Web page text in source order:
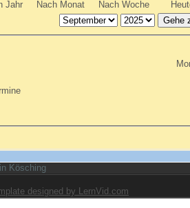
Jahr Nach Monat Nach Woche
Gehe
Kösching
designed by LernVid.com